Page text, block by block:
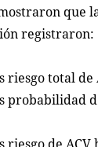
que
registraron:
total de
probabilidad